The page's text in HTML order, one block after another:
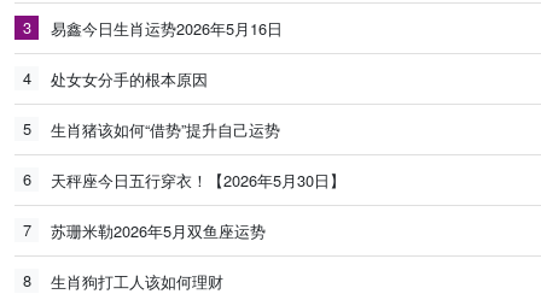
3 易鑫今日生肖运势2026年5月16日
4 处女女分手的根本原因
5 生肖猪该如何“借势”提升自己运势
6 天秤座今日五行穿衣！【2026年5月30日】
7 苏珊米勒2026年5月双鱼座运势
8 生肖狗打工人该如何理财